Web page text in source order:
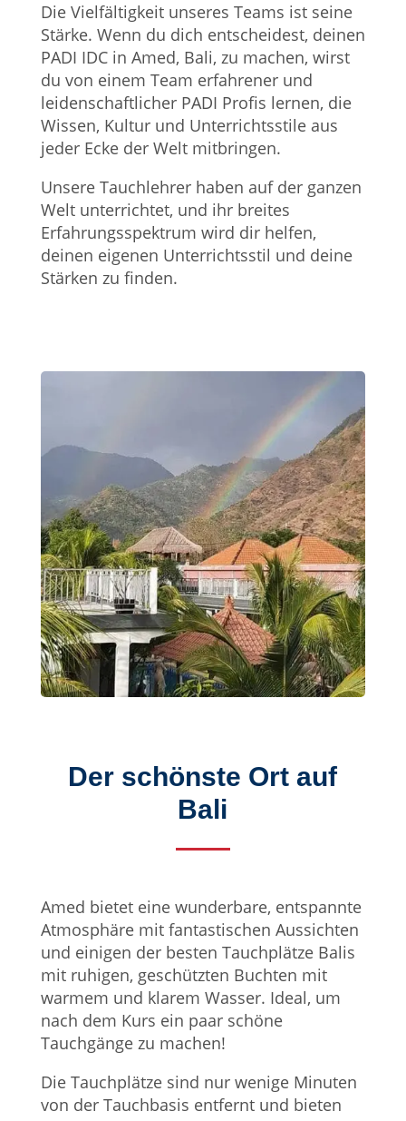
Die Vielfältigkeit unseres Teams ist seine
Stärke. Wenn du dich entscheidest, deinen
PADI IDC in Amed, Bali, zu machen, wirst
du von einem Team erfahrener und
leidenschaftlicher PADI Profis lernen, die
Wissen, Kultur und Unterrichtsstile aus
jeder Ecke der Welt mitbringen.
Unsere Tauchlehrer haben auf der ganzen
Welt unterrichtet, und ihr breites
Erfahrungsspektrum wird dir helfen,
deinen eigenen Unterrichtsstil und deine
Stärken zu finden.
Der schönste Ort auf
Bali
Amed bietet eine wunderbare, entspannte
Atmosphäre mit fantastischen Aussichten
und einigen der besten Tauchplätze Balis
mit ruhigen, geschützten Buchten mit
warmem und klarem Wasser. Ideal, um
nach dem Kurs ein paar schöne
Tauchgänge zu machen!
Die Tauchplätze sind nur wenige Minuten
von der Tauchbasis entfernt und bieten